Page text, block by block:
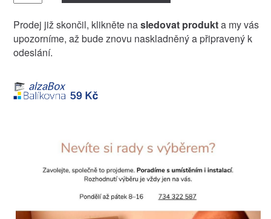
Prodej již skončil, klikněte nasledovat produkta my vás
upozorníme, až bude znovu naskladněný a připravený k
odeslání.